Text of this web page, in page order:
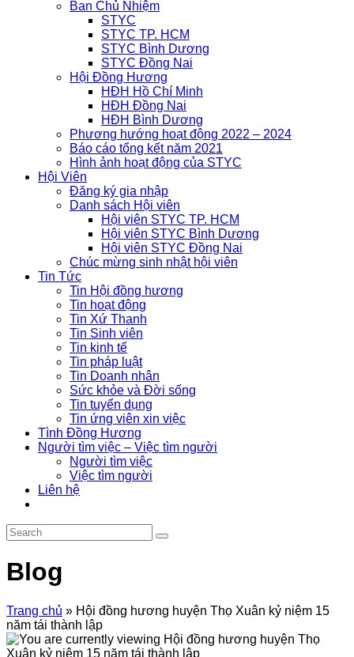
Ban Chủ Nhiệm
STYC
STYC TP. HCM
STYC Bình Dương
STYC Đồng Nai
Hội Đồng Hương
HĐH Hồ Chí Minh
HĐH Đồng Nai
HĐH Bình Dương
Phương hướng hoạt động 2022 – 2024
Báo cáo tổng kết năm 2021
Hình ảnh hoạt động của STYC
Hội Viên
Đăng ký gia nhập
Danh sách Hội viên
Hội viên STYC TP. HCM
Hội viên STYC Bình Dương
Hội viên STYC Đồng Nai
Chúc mừng sinh nhật hội viên
Tin Tức
Tin Hội đồng hương
Tin hoạt động
Tin Xứ Thanh
Tin Sinh viên
Tin kinh tế
Tin pháp luật
Tin Doanh nhân
Sức khỏe và Đời sống
Tin tuyển dụng
Tin ứng viên xin việc
Tình Đồng Hương
Người tìm việc – Việc tìm người
Người tìm việc
Việc tìm người
Liên hệ
Blog
Trang chủ » Hội đồng hương huyện Thọ Xuân kỷ niệm 15
năm tái thành lập